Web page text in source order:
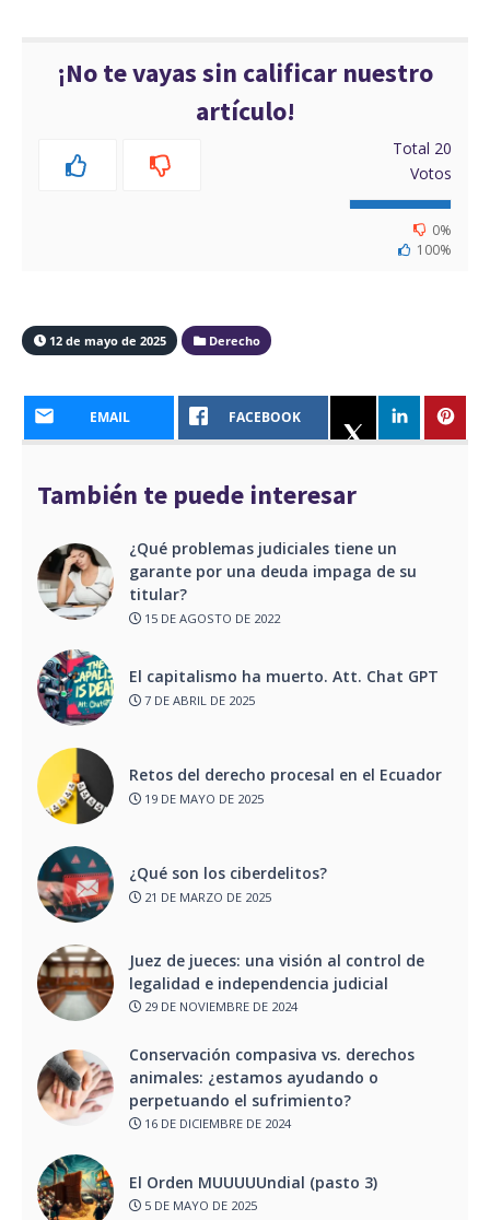
¡No te vayas sin calificar nuestro
artículo!
Total 20
Votos
0%
100%
12 de mayo de 2025 Derecho
EMAIL FACEBOOK
También te puede interesar
¿Qué problemas judiciales tiene un
garante por una deuda impaga de su
titular?
15 DE AGOSTO DE 2022
El capitalismo ha muerto. Att. Chat GPT
7 DE ABRIL DE 2025
Retos del derecho procesal en el Ecuador
19 DE MAYO DE 2025
¿Qué son los ciberdelitos?
21 DE MARZO DE 2025
Juez de jueces: una visión al control de
legalidad e independencia judicial
29 DE NOVIEMBRE DE 2024
Conservación compasiva vs. derechos
animales: ¿estamos ayudando o
perpetuando el sufrimiento?
16 DE DICIEMBRE DE 2024
El Orden MUUUUUndial (pasto 3)
5 DE MAYO DE 2025